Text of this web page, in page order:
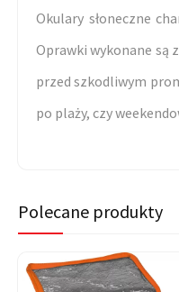
Okulary słoneczne
Oprawki wykonane są
przed szkodliwym
po plaży, czy
Polecane produkty